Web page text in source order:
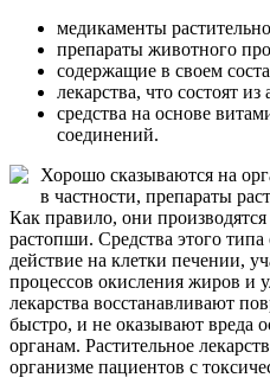
медикаменты
препараты животного
содержащие в своем
лекарства, что состоят
средства на основе
соединений.
Хорошо сказываются на
в частности, препараты
Как правило, они производятся
растопши. Средства этого
действие на клетки печении,
процессов окисления жиров и
лекарства восстанавливают
быстро, и не оказывают вреда
органам. Растительное
организме пациентов с